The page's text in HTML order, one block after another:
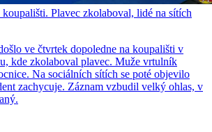
Plavec zkolaboval, lidé na sítích
ve čtvrtek dopoledne na koupališti v
kde zkolaboval plavec. Muže vrtulník
Na sociálních sítích se poté objevilo
zachycuje. Záznam vzbudil velký ohlas, v